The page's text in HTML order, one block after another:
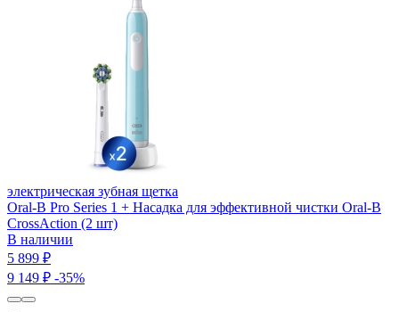
электрическая зубная щетка
Oral-B Pro Series 1 + Насадка для эффективной чистки Oral-B
CrossAction (2 шт)
В наличии
5 899 ₽
9 149 ₽ -35%